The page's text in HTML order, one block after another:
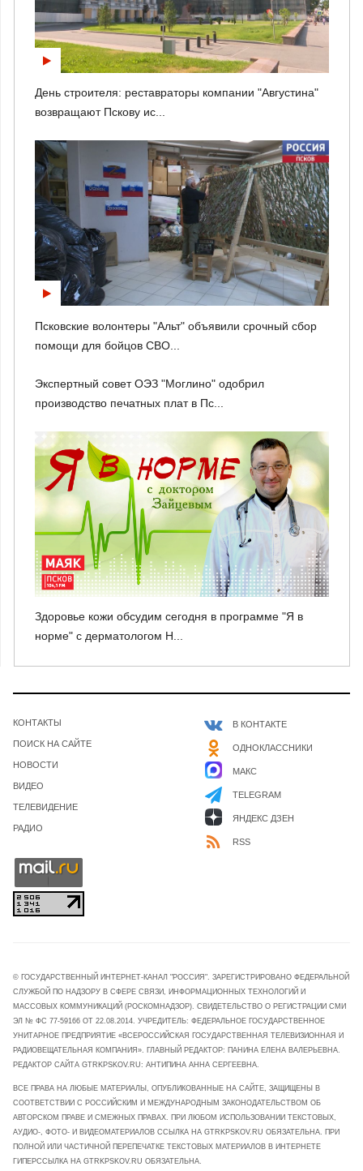
День строителя: реставраторы компании "Августина"
возвращают Пскову ис...
Псковские волонтеры "Альт" объявили срочный сбор
помощи для бойцов СВО...
Экспертный совет ОЭЗ "Моглино" одобрил
производство печатных плат в Пс...
Здоровье кожи обсудим сегодня в программе "Я в
норме" с дерматологом Н...
КОНТАКТЫ
ПОИСК НА САЙТЕ
НОВОСТИ
ВИДЕО
ТЕЛЕВИДЕНИЕ
РАДИО
В КОНТАКТЕ
ОДНОКЛАССНИКИ
МАКС
TELEGRAM
ЯНДЕКС ДЗЕН
RSS
© ГОСУДАРСТВЕННЫЙ ИНТЕРНЕТ-КАНАЛ "РОССИЯ". ЗАРЕГИСТРИРОВАНО ФЕДЕРАЛЬНОЙ
СЛУЖБОЙ ПО НАДЗОРУ В СФЕРЕ СВЯЗИ, ИНФОРМАЦИОННЫХ ТЕХНОЛОГИЙ И
МАССОВЫХ КОММУНИКАЦИЙ (РОСКОМНАДЗОР). СВИДЕТЕЛЬСТВО О РЕГИСТРАЦИИ СМИ
ЭЛ № ФС 77-59166 ОТ 22.08.2014. УЧРЕДИТЕЛЬ: ФЕДЕРАЛЬНОЕ ГОСУДАРСТВЕННОЕ
УНИТАРНОЕ ПРЕДПРИЯТИЕ «ВСЕРОССИЙСКАЯ ГОСУДАРСТВЕННАЯ ТЕЛЕВИЗИОННАЯ И
РАДИОВЕЩАТЕЛЬНАЯ КОМПАНИЯ». ГЛАВНЫЙ РЕДАКТОР: ПАНИНА ЕЛЕНА ВАЛЕРЬЕВНА.
РЕДАКТОР САЙТА GTRKPSKOV.RU: АНТИПИНА АННА СЕРГЕЕВНА.
ВСЕ ПРАВА НА ЛЮБЫЕ МАТЕРИАЛЫ, ОПУБЛИКОВАННЫЕ НА САЙТЕ, ЗАЩИЩЕНЫ В
СООТВЕТСТВИИ С РОССИЙСКИМ И МЕЖДУНАРОДНЫМ ЗАКОНОДАТЕЛЬСТВОМ ОБ
АВТОРСКОМ ПРАВЕ И СМЕЖНЫХ ПРАВАХ. ПРИ ЛЮБОМ ИСПОЛЬЗОВАНИИ ТЕКСТОВЫХ,
АУДИО-, ФОТО- И ВИДЕОМАТЕРИАЛОВ ССЫЛКА НА GTRKPSKOV.RU ОБЯЗАТЕЛЬНА. ПРИ
ПОЛНОЙ ИЛИ ЧАСТИЧНОЙ ПЕРЕПЕЧАТКЕ ТЕКСТОВЫХ МАТЕРИАЛОВ В ИНТЕРНЕТЕ
ГИПЕРССЫЛКА НА GTRKPSKOV.RU ОБЯЗАТЕЛЬНА.